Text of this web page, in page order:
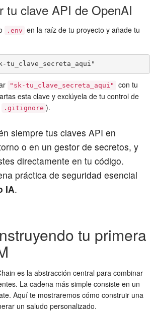
tu clave API de OpenAI
.env en la raíz de tu proyecto y añade tu
tu_clave_secreta_aqui"
"sk-tu_clave_secreta_aqui"
con tu
esta clave y exclúyela de tu control de
.gitignore ).
siempre tus claves API en
o en un gestor de secretos, y
directamente en tu código.
práctica de seguridad esencial
IA.
tu primera
es la abstracción central para combinar
La cadena más simple consiste en un
Aquí te mostraremos cómo construir una
un saludo personalizado.